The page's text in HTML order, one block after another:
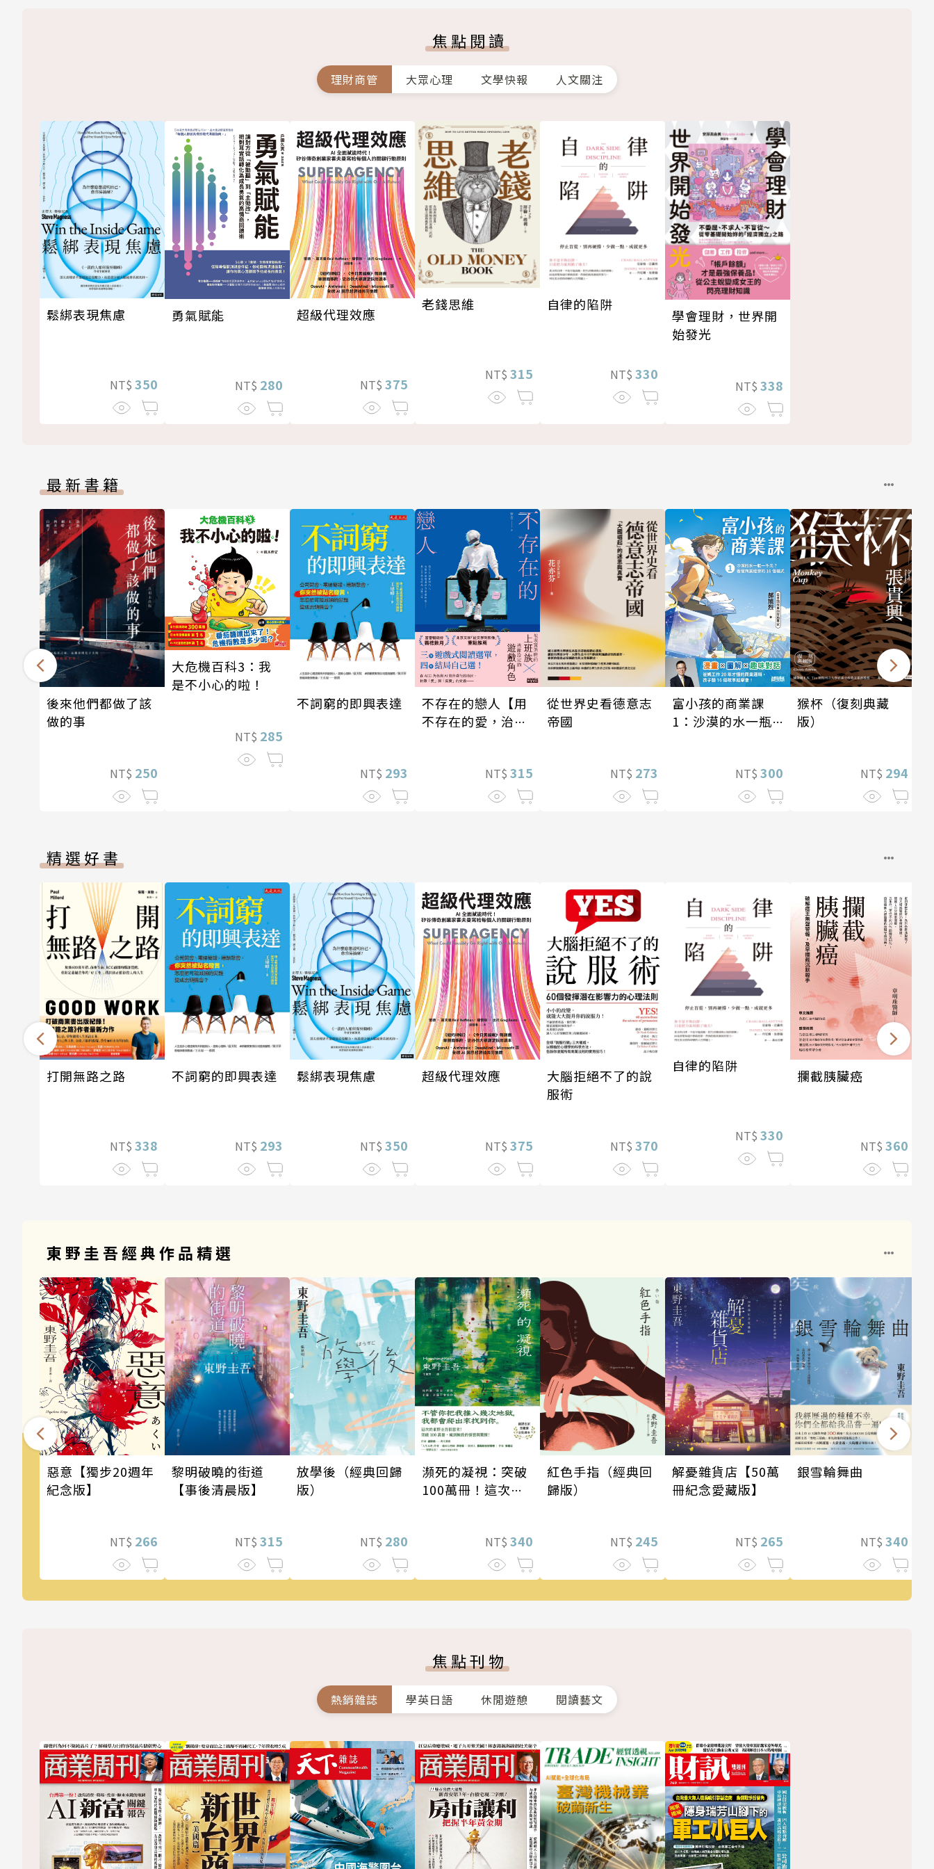
焦點閱讀
理財商管 大眾心理 文學快報 人文關注
鬆綁表現焦慮
NT$ 350
勇氣賦能
NT$ 280
超級代理效應
NT$ 375
老錢思維
NT$ 315
自律的陷阱
NT$ 330
學會理財，世界開
始發光
NT$ 338
最新書籍
後來他們都做了該
做的事
NT$ 250
大危機百科3：我
是不小心的啦！
NT$ 285
不詞窮的即興表達
NT$ 293
不存在的戀人【用
不存在的愛，治癒
NT$ 315
從世界史看德意志
帝國
NT$ 273
富小孩的商業課
1：沙漠的水一瓶
NT$ 300
猴杯（復刻典藏
版）
NT$ 294
精選好書
打開無路之路
NT$ 338
不詞窮的即興表達
NT$ 293
鬆綁表現焦慮
NT$ 350
超級代理效應
NT$ 375
大腦拒絕不了的說
服術
NT$ 370
自律的陷阱
NT$ 330
攔截胰臟癌
NT$ 360
東野圭吾經典作品精選
惡意【獨步20週年
紀念版】
NT$ 266
黎明破曉的街道
【事後清晨版】
NT$ 315
放學後（經典回歸
版）
NT$ 280
瀕死的凝視：突破
100萬冊！這次的
NT$ 340
紅色手指（經典回
歸版）
NT$ 245
解憂雜貨店【50萬
冊紀念愛藏版】
NT$ 265
銀雪輪舞曲
NT$ 340
焦點刊物
熱銷雜誌 學英日語 休閒遊憩 閱讀藝文